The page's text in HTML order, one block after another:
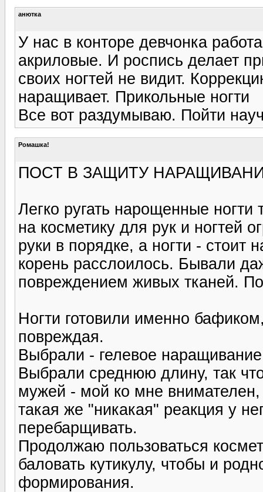
анютка
У нас в конторе девчонка
акриловые. И роспись делает
своих ногтей не видит.
наращивает. Прикольные ногти
Все вот раздумываю. Пойти
Ромашка!
ПОСТ В ЗАЩИТУ
Легко ругать нарощенные ногти
на косметику для рук и ногтей
руки в порядке, а ногти - стоит
корень расслоилось. Бывали
повреждением живых тканей.
Ногти готовили именно
повреждая.
Выбрали - гелевое
Выбрали среднюю длину, так
мужей - мой ко мне
такая же "никакая" реакция у
перебарщивать.
Продолжаю пользоваться
баловать кутикулу, чтобы и
формирования.